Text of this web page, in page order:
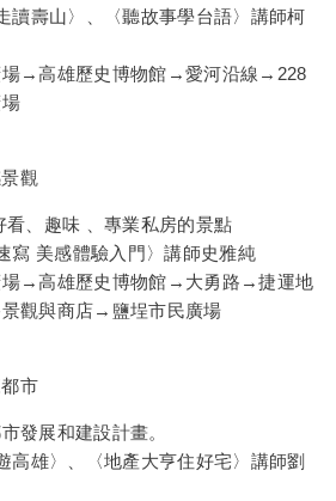
讀壽山〉、〈聽故事學台語〉講師柯
場→高雄歷史博物館→愛河沿線→228
觀
、趣味 、專業私房的景點
寫 美感體驗入門〉講師史雅純
場→高雄歷史博物館→大勇路→捷運地
觀與商店→鹽埕市民廣場
市
發展和建設計畫。
高雄〉、〈地產大亨住好宅〉講師劉